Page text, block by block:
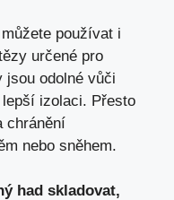
používat i
určené pro
odolné vůči
izolaci. Přesto
chránění
nebo sněhem.
had skladovat,